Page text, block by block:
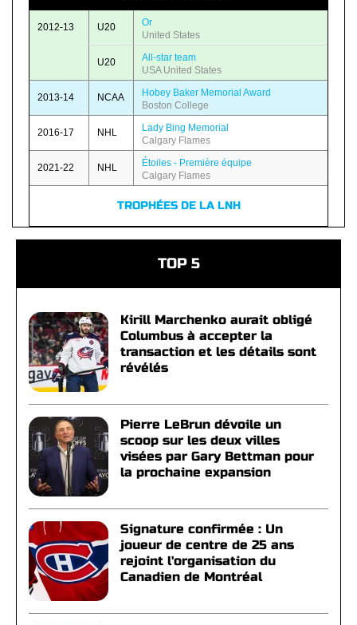
2012-13 U20
Or
United States
U20
All-star team
USA United States
2013-14 NCAA
Hobey Baker Memorial Award
Boston College
2016-17 NHL
Lady Bing Memorial
Calgary Flames
2021-22 NHL
Étoiles - Première équipe
Calgary Flames
TROPHÉES DE LA LNH
TOP 5
Kirill Marchenko aurait obligé
Columbus à accepter la
transaction et les détails sont
révélés
Pierre LeBrun dévoile un
scoop sur les deux villes
visées par Gary Bettman pour
la prochaine expansion
Signature confirmée : Un
joueur de centre de 25 ans
rejoint l'organisation du
Canadien de Montréal